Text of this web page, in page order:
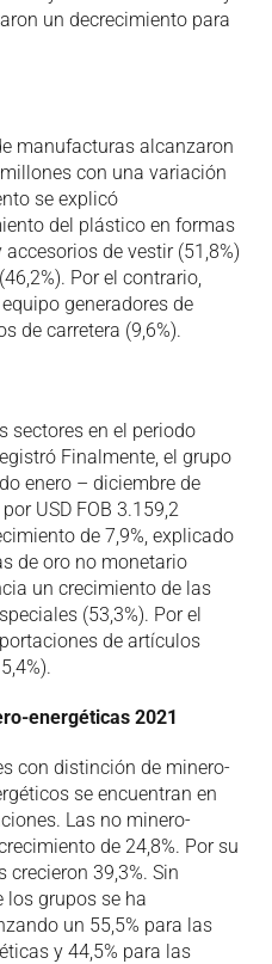
un decrecimiento para
manufacturas alcanzaron
con una variación
se explicó
del plástico en formas
de vestir (51,8%)
Por el contrario,
generadores de
de carretera (9,6%).
sectores en el periodo
Finalmente, el grupo
enero – diciembre de
USD FOB 3.159,2
de 7,9%, explicado
de oro no monetario
un crecimiento de las
(53,3%). Por el
de artículos
energéticas 2021
con distinción de minero-
se encuentran en
Las no minero-
de 24,8%. Por su
crecieron 39,3%. Sin
los grupos se ha
un 55,5% para las
y 44,5% para las